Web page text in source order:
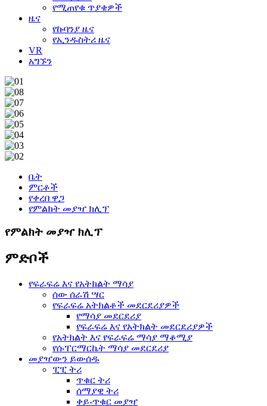
የሚጠየቁ ጥያቄዎች
ዜና
የኩባንያ ዜና
የኢንዱስትሪ ዜና
VR
አግኙን
ቤት
ምርቶች
የቀረበ ዋጋ
የምልክት መያዣ ክሊፕ
የምልክት መያዣ ክሊፕ
ምድቦች
የፍራፍሬ እና የአትክልት ማሳያ
ሰው ሰራሽ ሣር
የፍራፍሬ አትክልቶች መደርደሪያዎች
የማሳያ መደርደሪያ
የፍራፍሬ እና የአትክልት መደርደሪያዎች
የአትክልት እና የፍራፍሬ ማሳያ ማቆሚያ
የሱፐርማርኬት ማሳያ መደርደሪያ
መያዣውን ይውሰዱ
ፒፒ ትሪ
ጥቁር ትሪ
ሰማያዊ ትሪ
ቀይ-ጥቁር መያዣ